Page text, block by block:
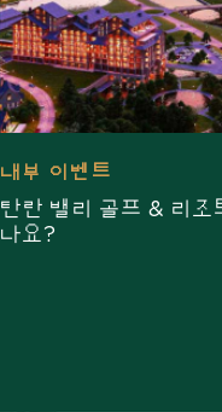
내부 이벤트
탄란 밸리 골프 & 리조
나요?